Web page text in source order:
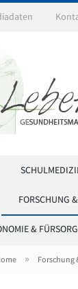
FORSCHUNG
&
» Forschung